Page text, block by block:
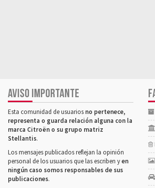
AVISO IMPORTANTE
Esta comunidad de usuarios no pertenece,
representa o guarda relación alguna con la
marca Citroën o su grupo matriz
Stellantis.
Los mensajes publicados reflejan la opinión
personal de los usuarios que las escriben yen
ningún caso somos responsables de sus
publicaciones.